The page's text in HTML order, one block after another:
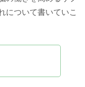
について書いていこ